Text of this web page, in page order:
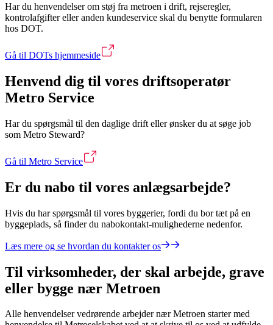
Har du henvendelser om støj fra metroen i drift, rejseregler,
kontrolafgifter eller anden kundeservice skal du benytte formularen
hos DOT.
Gå til DOTs hjemmeside
Henvend dig til vores driftsoperatør
Metro Service
Har du spørgsmål til den daglige drift eller ønsker du at søge job
som Metro Steward?
Gå til Metro Service
Er du nabo til vores anlægsarbejde?
Hvis du har spørgsmål til vores byggerier, fordi du bor tæt på en
byggeplads, så finder du nabokontakt-mulighederne nedenfor.
Læs mere og se hvordan du kontakter os
Til virksomheder, der skal arbejde, grave
eller bygge nær Metroen
Alle henvendelser vedrørende arbejder nær Metroen starter med